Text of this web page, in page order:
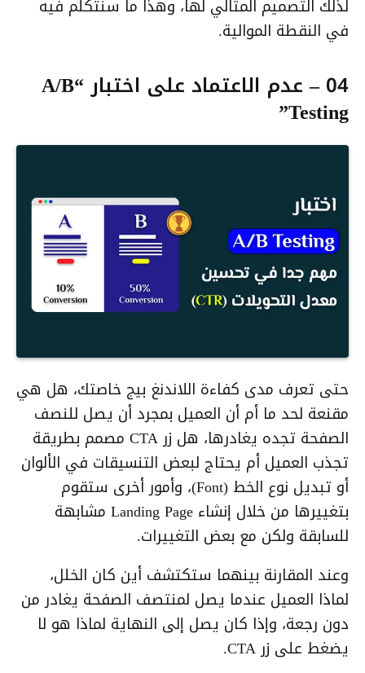
لذلك التصميم المثالي لها، وهذا ما سنتكلم فيه
في النقطة الموالية.
04 – عدم الاعتماد على اختبار “A/B
Testing”
حتى تعرف مدى كفاءة اللاندنغ بيج خاصتك، هل هي
مقنعة لحد ما أم أن العميل بمجرد أن يصل للنصف
الصفحة تجده يغادرها، هل زر CTA مصمم بطريقة
تجذب العميل أم يحتاج لبعض التنسيقات في الألوان
أو تبديل نوع الخط (Font)، وأمور أخرى ستقوم
بتغييرها من خلال إنشاء Landing Page مشابهة
للسابقة ولكن مع بعض التغييرات.
وعند المقارنة بينهما ستكتشف أين كان الخلل،
لماذا العميل عندما يصل لمنتصف الصفحة يغادر من
دون رجعة، وإذا كان يصل إلى النهاية لماذا هو لا
يضغط على زر CTA.